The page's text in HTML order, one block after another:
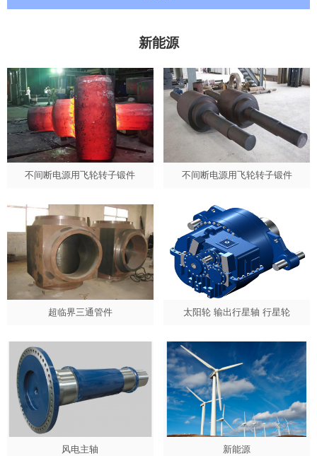
新能源
不间断电源用飞轮转子锻件 不间断电源用飞轮转子锻件
超临界三通管件 太阳轮 输出行星轴 行星轮
风电主轴 新能源